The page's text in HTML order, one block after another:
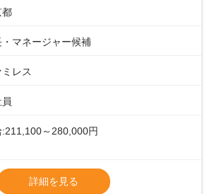
わせた業務からお任せしますので、徐々
～ ◆すかいらーくのレストランでは、
さをサポートしています。配膳ロボット
削減されました！また、配膳ロボットに
ンスフォーメーション）の取り組みを進
多様な働き方を提供し、ライフステージ
務時間や働きやすい環境を整えていま
都
・マネージャー候補
レス
:211,100～280,000円
業代全額支給
験に応じて応相談①ナショナル社員：月
詳細を見る